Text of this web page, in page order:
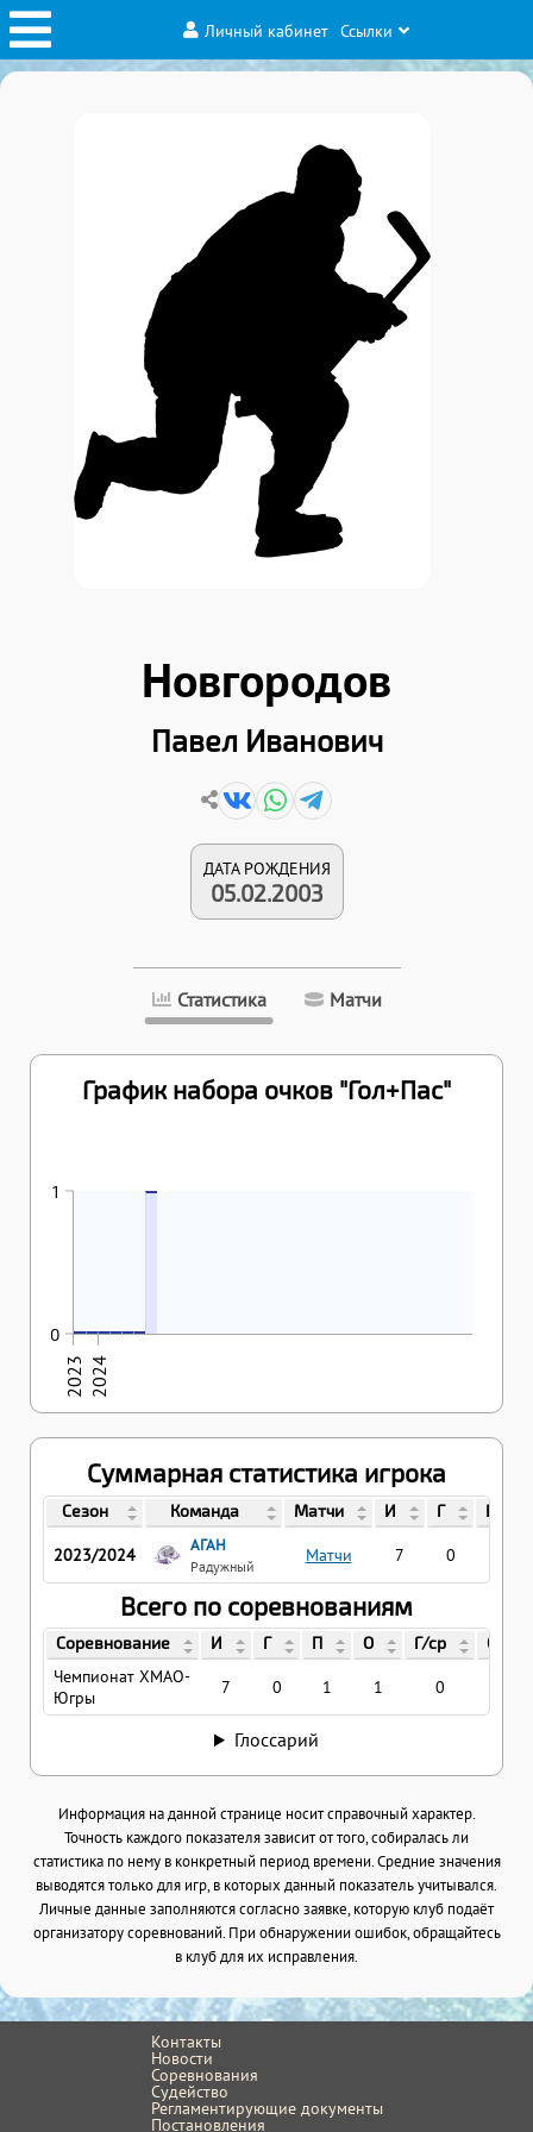
Личный кабинет Ссылки
Новгородов
Павел Иванович
ДАТА РОЖДЕНИЯ
05.02.2003
Статистика Матчи
График набора очков "Гол+Пас"
0
1
2023 2024
Суммарная статистика игрока
Сезон Команда Матчи И Г П
2023/2024 АГАН
Радужный
Матчи 7 0
Всего по соревнованиям
Соревнование И Г П О Г/ср О/ср
Чемпионат ХМАО-
Югры
7 0 1 1 0
Глоссарий
Информация на данной странице носит справочный характер.
Точность каждого показателя зависит от того, собиралась ли
статистика по нему в конкретный период времени. Средние значения
выводятся только для игр, в которых данный показатель учитывался.
Личные данные заполняются согласно заявке, которую клуб подаёт
организатору соревнований. При обнаружении ошибок, обращайтесь
в клуб для их исправления.
Контакты
Новости
Соревнования
Судейство
Регламентирующие документы
Постановления